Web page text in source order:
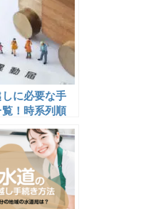
に必要な手
！時系列順
解説